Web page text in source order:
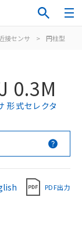
接センサ > 円柱型
0.3M
形式セレクタ
PDF出力